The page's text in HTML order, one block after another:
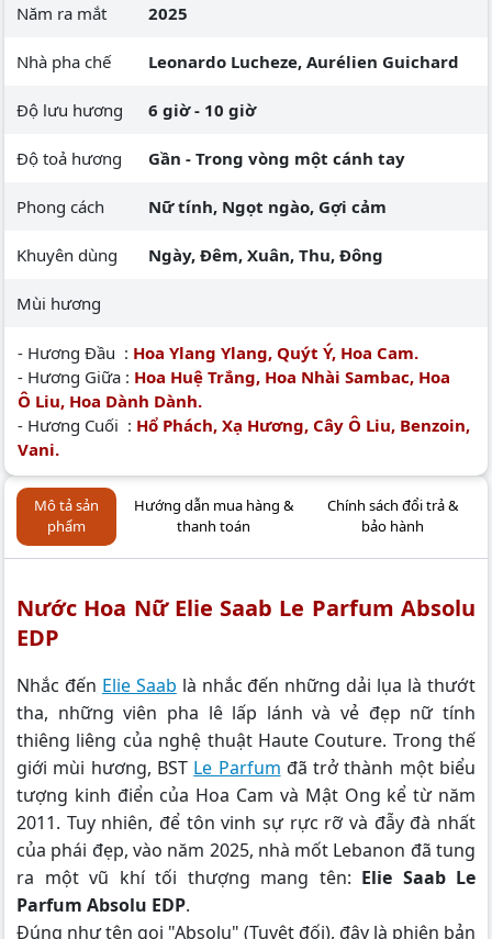
Mô tả sản
phẩm
Hướng dẫn mua hàng &
thanh toán
Chính sách đổi trả &
bảo hành
Nước Hoa Nữ Elie Saab Le Parfum Absolu
EDP
Nhắc đến Elie Saab là nhắc đến những dải lụa là thướt
tha, những viên pha lê lấp lánh và vẻ đẹp nữ tính
thiêng liêng của nghệ thuật Haute Couture. Trong thế
giới mùi hương, BST Le Parfum đã trở thành một biểu
tượng kinh điển của Hoa Cam và Mật Ong kể từ năm
2011. Tuy nhiên, để tôn vinh sự rực rỡ và đẫy đà nhất
của phái đẹp, vào năm 2025, nhà mốt Lebanon đã tung
ra một vũ khí tối thượng mang tên: Elie Saab Le
Parfum Absolu EDP.
Đúng như tên gọi "Absolu" (Tuyệt đối), đây là phiên bản
Năm ra mắt 2025
Nhà pha chế Leonardo Lucheze, Aurélien Guichard
Độ lưu hương 6 giờ - 10 giờ
Độ toả hương Gần - Trong vòng một cánh tay
Phong cách Nữ tính, Ngọt ngào, Gợi cảm
Khuyên dùng Ngày, Đêm, Xuân, Thu, Đông
Mùi hương
- Hương Đầu : Hoa Ylang Ylang, Quýt Ý, Hoa Cam.
- Hương Giữa : Hoa Huệ Trắng, Hoa Nhài Sambac, Hoa
Ô Liu, Hoa Dành Dành.
- Hương Cuối : Hổ Phách, Xạ Hương, Cây Ô Liu, Benzoin,
Vani.